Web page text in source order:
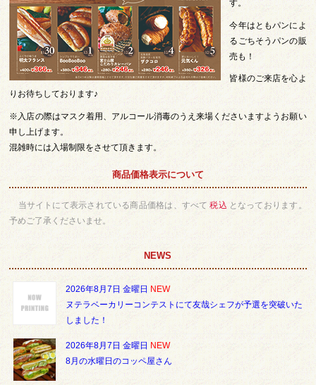
す。
今年はともパンによ
るごちそうパンの販
売も！
皆様のご来店を心よ
りお待ちしております♪
※入店の際はマスク着用、アルコール消毒のうえ来場くださいますようお願い
申し上げます。
混雑時には入場制限をさせて頂きます。
商品価格表示について
当サイトにて表示されている商品価格は、すべて 税込 となっております。
予めご了承くださいませ。
NEWS
2026年8月7日 金曜日 NEW
ヌテラベーカリーコンテストにて友哉シェフが予選を突破いた
しました！
2026年8月7日 金曜日 NEW
8月の水曜日のコッペ屋さん